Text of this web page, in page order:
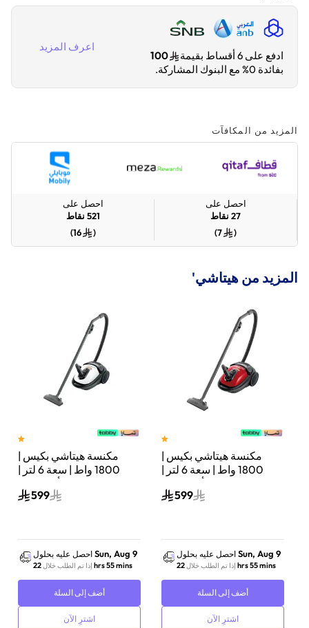
ادفع على 6 أقساط بقيمة
100
بفائدة 0% مع البنوك المشاركة.
اعرف المزيد
المزيد من المكافآت
احصل على
27 نقاط
(
7
)
احصل على
521 نقاط
(
16
)
المزيد من هيتاشي'
مكنسة هيتاشي بكيس |
1800 واط | سعة 6 لتر |
599
احصل عليه بحلول Sun, Aug 9
إذا تم الطلب خلال 22 hrs 55 mins
أضف إلى السلة
اشترِ الآن
مكنسة هيتاشي بكيس |
1800 واط | سعة 6 لتر |
599
احصل عليه بحلول Sun, Aug 9
إذا تم الطلب خلال 22 hrs 55 mins
أضف إلى السلة
اشترِ الآن